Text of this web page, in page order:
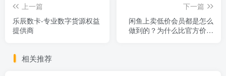
上一篇
乐辰数卡-专业数字货源权益
提供商
下一篇
闲鱼上卖低价会员都是怎么
做到的？为什么比官方价格
相关推荐